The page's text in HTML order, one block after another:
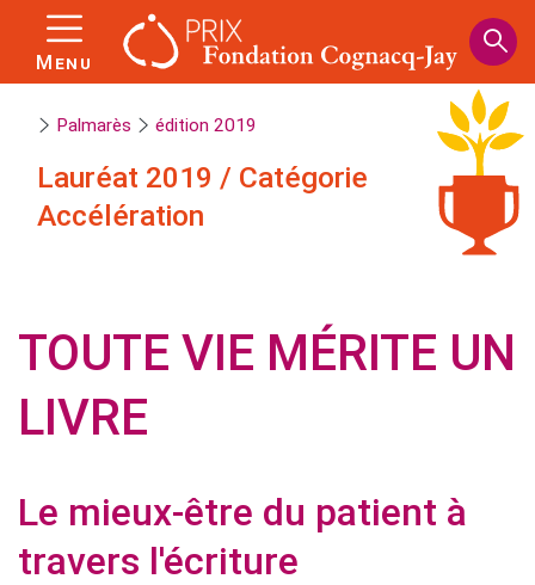
au
contenu
Menu
Palmarès édition 2019
Lauréat 2019 / Catégorie
Accélération
TOUTE VIE MÉRITE UN
LIVRE
Le mieux-être du patient à
travers l'écriture
Panneau de gestion des cookies